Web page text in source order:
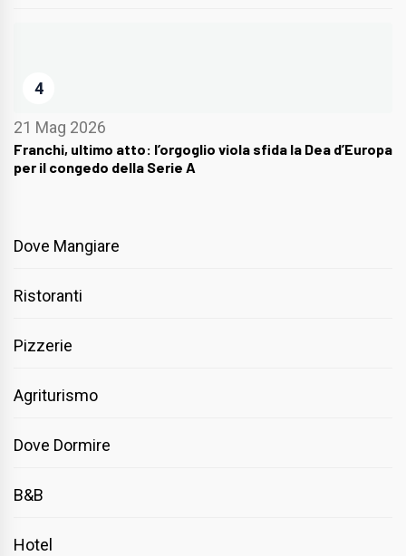
4
21 Mag 2026
Franchi, ultimo atto: l’orgoglio viola sfida la Dea d’Europa
per il congedo della Serie A
Dove Mangiare
Ristoranti
Pizzerie
Agriturismo
Dove Dormire
B&B
Hotel